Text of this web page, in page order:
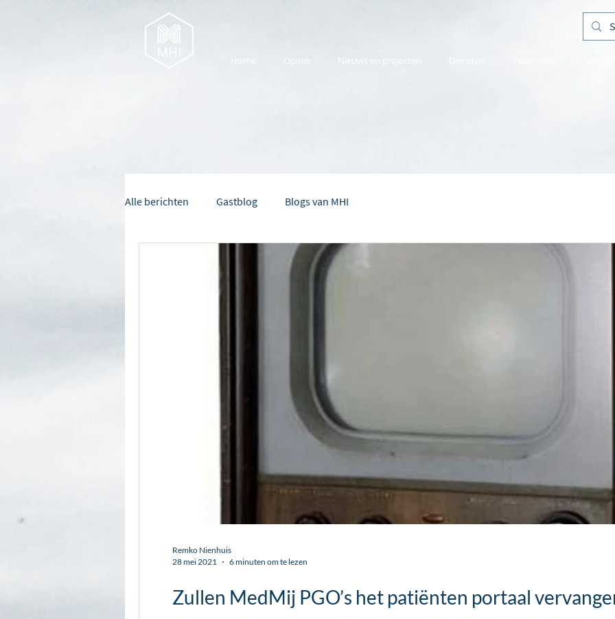
Opinie Nieuws en projecten
Alle berichten Gastblog Blogs van MHI
Zullen MedMij PGO’s het patiënten portaal
Remko Nienhuis
28 mei 2021
6 minuten om te lezen